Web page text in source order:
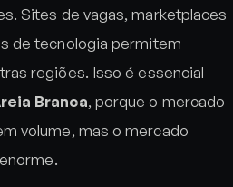
Sites de vagas, marketplaces
de tecnologia permitem
regiões. Isso é essencial
Branca, porque o mercado
volume, mas o mercado